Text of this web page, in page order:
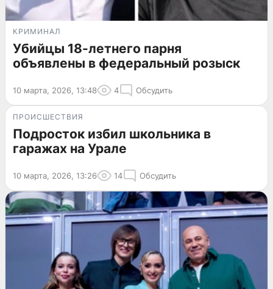
КРИМИНАЛ
Убийцы 18-летнего парня
объявлены в федеральный розыск
10 марта, 2026, 13:48 4 Обсудить
ПРОИСШЕСТВИЯ
Подросток избил школьника в
гаражах на Урале
10 марта, 2026, 13:26 14 Обсудить